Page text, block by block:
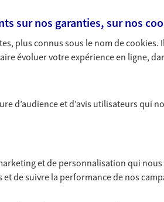
de
Etre proche
Avoir un
cela change tout.
relation de qualité.
sur nos garanties, sur nos
plus connus sous le nom decookies.
évoluer votre expérience en ligne,
d’audience et d’avis utilisateurs qui
et de personnalisation qui
de suivre la performance de nos